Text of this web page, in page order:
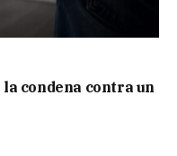
condena contra un